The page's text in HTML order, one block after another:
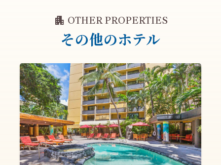
apartment OTHER PROPERTIES
その他のホテル